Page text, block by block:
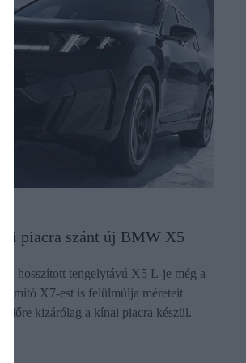
piacra szánt új BMW X5
hosszított tengelytávú X5 L-je még a
X7-est is felülmúlja méreteit
kizárólag a kínai piacra készül.